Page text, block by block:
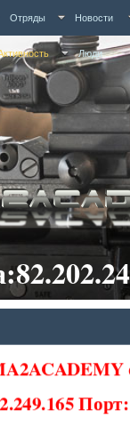
Отряды Новости
Люди